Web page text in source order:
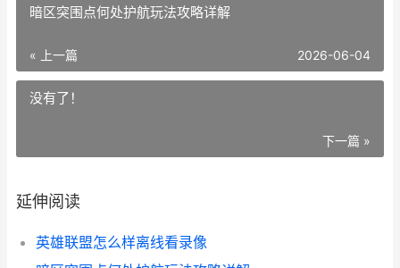
暗区突围点何处护航玩法攻略详解
« 上一篇 2026-06-04
没有了！
下一篇 »
延伸阅读
英雄联盟怎么样离线看录像